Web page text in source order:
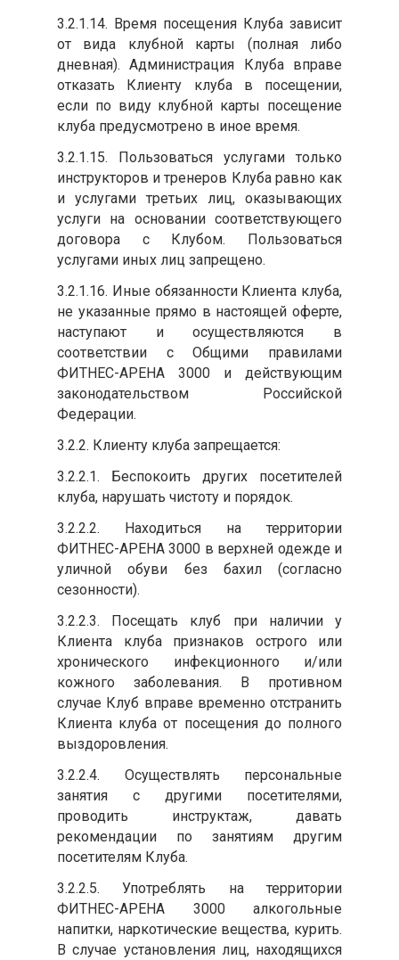
3.2.1.14. Время посещения Клуба зависит
от вида клубной карты (полная либо
дневная). Администрация Клуба вправе
отказать Клиенту клуба в посещении,
если по виду клубной карты посещение
клуба предусмотрено в иное время.
3.2.1.15. Пользоваться услугами только
инструкторов и тренеров Клуба равно как
и услугами третьих лиц, оказывающих
услуги на основании соответствующего
договора с Клубом. Пользоваться
услугами иных лиц запрещено.
3.2.1.16. Иные обязанности Клиента клуба,
не указанные прямо в настоящей оферте,
наступают и осуществляются в
соответствии с Общими правилами
ФИТНЕС-АРЕНА 3000 и действующим
законодательством Российской
Федерации.
3.2.2. Клиенту клуба запрещается:
3.2.2.1. Беспокоить других посетителей
клуба, нарушать чистоту и порядок.
3.2.2.2. Находиться на территории
ФИТНЕС-АРЕНА 3000 в верхней одежде и
уличной обуви без бахил (согласно
сезонности).
3.2.2.3. Посещать клуб при наличии у
Клиента клуба признаков острого или
хронического инфекционного и/или
кожного заболевания. В противном
случае Клуб вправе временно отстранить
Клиента клуба от посещения до полного
выздоровления.
3.2.2.4. Осуществлять персональные
занятия с другими посетителями,
проводить инструктаж, давать
рекомендации по занятиям другим
посетителям Клуба.
3.2.2.5. Употреблять на территории
ФИТНЕС-АРЕНА 3000 алкогольные
напитки, наркотические вещества, курить.
В случае установления лиц, находящихся